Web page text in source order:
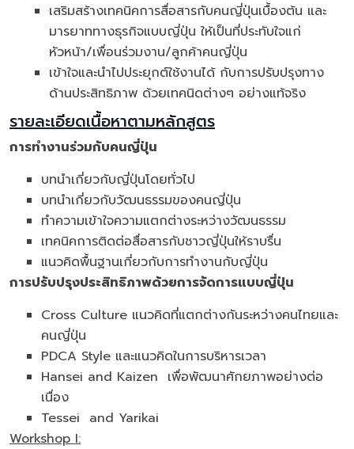
เสริมสร้างเทคนิคการสื่อสารกับคนญี่ปุ่นเบื้องต้น และ
มารยาททางธุรกิจแบบญี่ปุ่น ให้เป็นที่ประทับใจแก่
หัวหน้า/เพื่อนร่วมงาน/ลูกค้าคนญี่ปุ่น
เข้าใจและนำไปประยุกต์ใช้งานได้ กับการปรับปรุงทาง
ด้านประสิทธิภาพ ด้วยเทคนิดต่างๆ อย่างแท้จริง
รายละเอียดเนื้อหาตามหลักสูตร
การทำงานร่วมกับคนญี่ปุ่น
บทนำเกี่ยวกับญี่ปุ่นโดยทั่วไป
บทนำเกี่ยวกับวัฒนธรรมของคนญี่ปุ่น
ทำความเข้าใจความแตกต่างระหว่างวัฒนธรรม
เทคนิคการติดต่อสื่อสารกับชาวญี่ปุ่นให้ราบรื่น
แนวคิดพื้นฐานเกี่ยวกับการทำงานกับญี่ปุ่น
การปรับปรุงประสิทธิภาพด้วยการจัดการแบบญี่ปุ่น
Cross Culture แนวคิดที่แตกต่างกันระหว่างคนไทยและ
คนญี่ปุ่น
PDCA Style และแนวคิดในการบริหารเวลา
Hansei and Kaizen เพื่อพัฒนาศักยภาพอย่างต่อ
เนื่อง
Tessei and Yarikai​
Workshop I: